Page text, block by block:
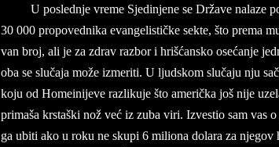
U po­sled­nje vre­me Sje­din­je­ne se Države na­la­ze
30 000 pro­po­ved­ni­ka evan­ge­li­stičke sek­te, što pre­ma
van broj, ali je za zdrav raz­bor i hrišćan­sko osećanje
oba se slučaja može iz­me­ri­ti. U ljud­skom slu­ča­ju nju
koju od Ho­me­i­ni­je­ve raz­li­ku­je što američ­ka još nije
pri­ma­ša kr­staški nož već iz zuba viri. Iz­ve­stio sam vas
ga ubi­ti ako u roku ne sku­pi 6 mi­li­o­na do­la­ra za